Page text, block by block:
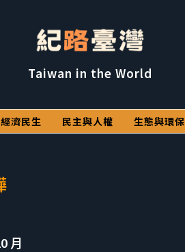
Taiwan in the World
經濟民生 民主與人權 生態與環保
月